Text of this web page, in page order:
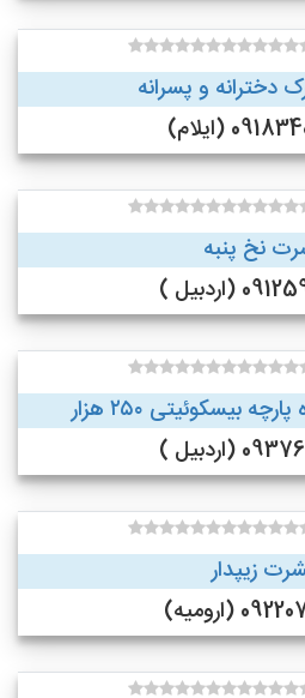
دخترانه و پسرانه
(ایلام)
نخ پنبه
(اردبیل )
بیسکوئیتی ۲۵۰ هزار
(اردبیل )
زیپدار
(ارومیه)